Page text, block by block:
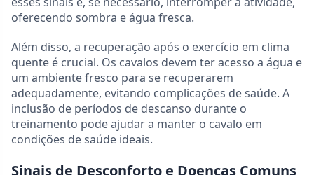
oferecendo sombra e água fresca.
Além disso, a recuperação após o exercício em clima
quente é crucial. Os cavalos devem ter acesso a água e
um ambiente fresco para se recuperarem
adequadamente, evitando complicações de saúde. A
inclusão de períodos de descanso durante o
treinamento pode ajudar a manter o cavalo em
condições de saúde ideais.
Sinais de Desconforto e Doenças Comuns